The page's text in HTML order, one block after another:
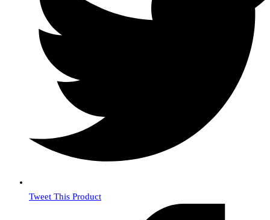
Tweet This Product